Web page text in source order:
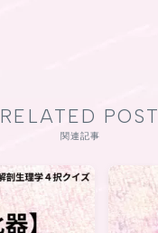
RELATED POST
関連記事